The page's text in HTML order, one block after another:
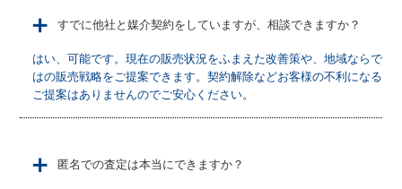
＋ すでに他社と媒介契約をしていますが、相談できますか？
はい、可能です。現在の販売状況をふまえた改善策や、地域ならで
はの販売戦略をご提案できます。契約解除などお客様の不利になる
ご提案はありませんのでご安心ください。
＋ 匿名での査定は本当にできますか？